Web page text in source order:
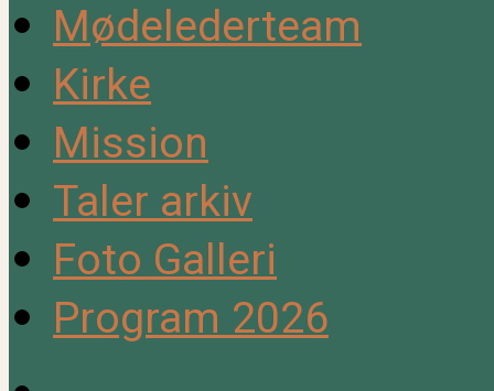
Mødelederteam
Kirke
Mission
Taler arkiv
Foto Galleri
Program 2026